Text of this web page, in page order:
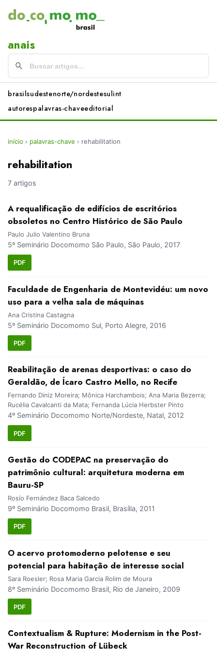
anais
brasilsudestenorte/nordestesulint
autorespalavras-chaveeditorial
início › palavras-chave › rehabilitation
rehabilitation
7 artigos
A requalificação de edifícios de escritórios
obsoletos no Centro Histórico de São Paulo
Paulo Julio Valentino Bruna
5º Seminário Docomomo São Paulo, São Paulo, 2017
PDF
Faculdade de Engenharia de Montevidéu: um novo
uso para a velha sala de máquinas
Ana Cristina Castagna
5º Seminário Docomomo Sul, Porto Alegre, 2016
PDF
Reabilitação de arenas desportivas: o caso do
Geraldão, de Ícaro Castro Mello, no Recife
Fernando Diniz Moreira; Mônica Harchambois; Ana Maria Bezerra;
Rucélia Cavalcanti da Mata; Fernanda Lúcia Herbster Pinto
4º Seminário Docomomo Norte/Nordeste, Natal, 2012
PDF
Gestão do CODEPAC na preservação do
patrimônio cultural: arquitetura moderna em
Bauru-SP
Rosío Fernández Baca Salcedo
9º Seminário Docomomo Brasil, Brasília, 2011
PDF
O acervo protomoderno pelotense e seu
potencial para habitação de interesse social
Sara Roesler; Rosa Maria Garcia Rolim de Moura
8º Seminário Docomomo Brasil, Rio de Janeiro, 2009
PDF
Contextualism & Rupture: Modernism in the Post-
War Reconstruction of Lübeck